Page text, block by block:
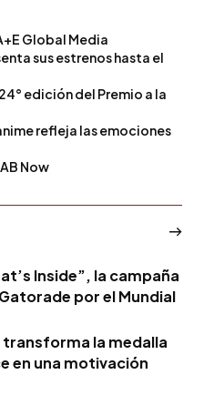
Global Media
sus estrenos hasta el
edición del Premio a la
refleja las emociones
Now
Inside”, la campaña
por el Mundial
la medalla
en una motivación